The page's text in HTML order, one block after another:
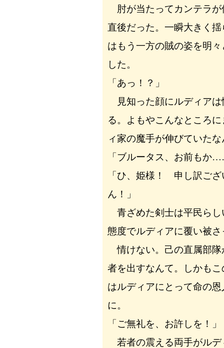
肘が当たってカンテラが
直後だった。一瞬大きく
はもう一方の賊の姿を明
した。
「あっ！？」
見知った顔にルディアは
る。よもやこんなところ
ィ家の魔手が伸びていた
「ブルータス、お前もか
「ひ、姫様！ 申し訳ござ
ん！」
青ざめた剣士は平民らし
態度でルディアに覆い被さ
情けない。己の直属部隊
者を出すなんて。しかも
はルディアにとって命の
に。
「ご無礼を、お許しを！」
若者の震える両手がルデ